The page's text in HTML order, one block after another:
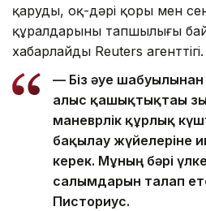
қарудың, оқ-дәрі қоры мен
құралдарының тапшылығы
хабарлайды Reuters агенттігі.
— Біз әуе шабуылынан
алыс қашықтықтағы
маневрлік құрлық
бақылау жүйелеріне
керек. Мұның бәрі
салымдарын талап
Писториус.